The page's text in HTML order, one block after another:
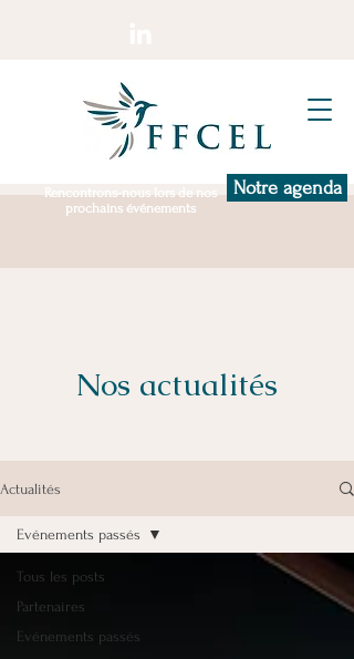
Rencontrons-nous lors de nos
prochains événements
Notre agenda
Nos actualités
Actualités
Tous les posts
Partenaires
Evénements passés
Evénements passés